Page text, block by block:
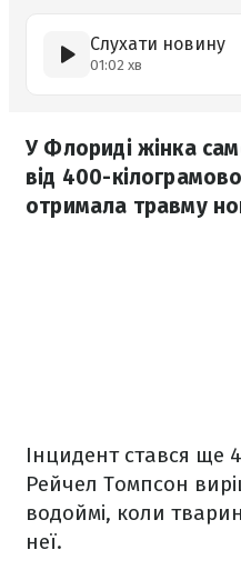
Слухати новину
01:02 хв
У Флориді жінка
від 400-
отримала травму
Інцидент стався ще
Рейчел Томпсон
водоймі, коли
неї.